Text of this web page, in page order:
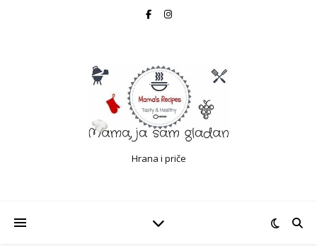
Hrana i priče